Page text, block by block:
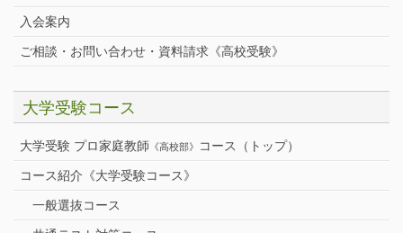
入会案内
ご相談・お問い合わせ・資料請求《高校受験》
大学受験コース
大学受験 プロ家庭教師 《高校部》 コース（トップ）
コース紹介《大学受験コース》
一般選抜コース